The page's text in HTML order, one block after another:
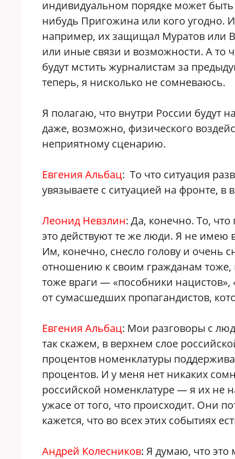
индивидуальном порядке может
нибудь Пригожина или кого угодно.
например, их защищал Муратов или
или иные связи и возможности. А то
будут мстить журналистам за
теперь, я нисколько не сомневаюсь.
Я полагаю, что внутри России будут
даже, возможно, физического
неприятному сценарию.
Евгения Альбац: То что ситуация
увязываете с ситуацией на фронте, в
Леонид Невзлин: Да, конечно. То,
это действуют те же люди. Я не
Им, конечно, снесло голову и очень
отношению к своим гражданам тоже,
тоже враги — «пособники
от сумасшедших пропагандистов,
Евгения Альбац: Мои разговоры с
так скажем, в верхнем слое
процентов номенклатуры
процентов. И у меня нет никаких
российской номенклатуре — я их
ужасе от того, что происходит. Они
кажется, что во всех этих событиях
Андрей Колесников: Я думаю, что это